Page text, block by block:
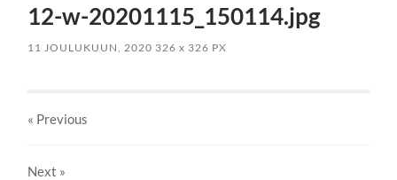
12-w-20201115_150114.jpg
11 JOULUKUUN, 2020 326x 326 PX
« Previous
Next »